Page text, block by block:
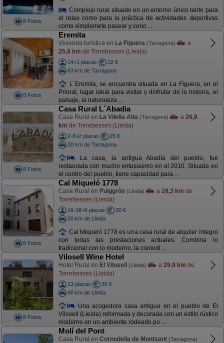
8 Fotos
Complejo rural situado en un entorno único tanto para
el relax como para la práctica de actividades deportivas
como simplemete pasear y cono ...
8 Fotos
Eremita
Vivienda turística en La Figuera (Tarragona)
a
25,8 km de Torrebesses (Lleida)
14+1 plazas
32 €
63 km de Tarragona
L´Eremita, se encuentra situada en La Figuera, en el
Priorat, lugar ideal para visitar y disfrutar de la historia, el
paisaje, la naturaleza ...
8 Fotos
Casa Rural L´Abadia
Casa Rural en La Vilella Alta (Tarragona) a 26,8
km de Torrebesses (Lleida)
2-8+2 plazas
25 €
20 km de Tarragona
La casa, la antigua Abadía del pueblo, fue
restaurada con mucho entusiasmo en el 2010. Situada en
el centro del pueblo, tiene capacidad para ...
8 Fotos
Cal Miqueló 1778
Casa Rural en Puiggròs (Lleida) a 28,3 km de
Torrebesses (Lleida)
16-18+6 plazas
30 €
30 km de Lleida
Cal Miqueló 1778 es una casa rural de alquiler íntegro
con todas las prestaciones actuales. Combina lo
tradicional con lo moderno, la comodi ...
8 Fotos
Vilosell Wine Hotel
Hotel Rural en El Vilosell (Lleida) a 29,9 km de
Torrebesses (Lleida)
13 plazas
35 €
40 km de Lleida
Una acogedora casa antigua en el pueblo de El
Vilosell (Lleida) reformada y decorada con un estilo rústico
moderno en un ambiente rodeado po ...
Molí del Pont
Casa Rural en Cornudella de Montsant (Tarragona)